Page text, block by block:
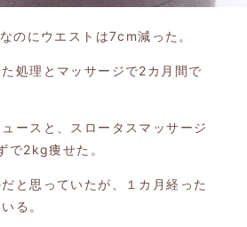
のにウエストは7cm減った。
処理とマッサージで2カ月間で
ースと、スロータスマッサージ
で2kg痩せた。
と思っていたが、１カ月経った
る。